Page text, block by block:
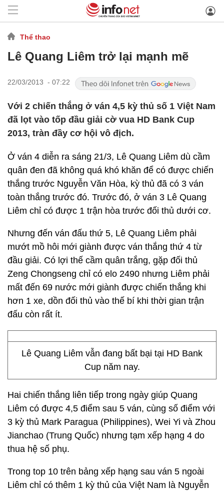
Thể thao
Lê Quang Liêm trở lại mạnh mẽ
22/03/2013 - 07:22
Với 2 chiến thắng ở ván 4,5 kỳ thủ số 1 Việt Nam
đã lọt vào tốp đầu giải cờ vua HD Bank Cup
2013, tràn đầy cơ hội vô địch.
Ở ván 4 diễn ra sáng 21/3, Lê Quang Liêm dù cầm
quân đen đã không quá khó khăn để có được chiến
thắng trước Nguyễn Văn Hòa, kỳ thủ đã có 3 ván
toàn thắng trước đó. Trước đó, ở ván 3 Lê Quang
Liêm chỉ có được 1 trận hòa trước đối thủ dưới cơ.
Nhưng đến ván đấu thứ 5, Lê Quang Liêm phải
mướt mồ hôi mới giành được ván thắng thứ 4 từ
đầu giải. Có lợi thế cầm quân trắng, gặp đối thủ
Zeng Chongseng chỉ có elo 2490 nhưng Liêm phải
mất đến 69 nước mới giành được chiến thắng khi
hơn 1 xe, dồn đối thủ vào thế bí khi thời gian trận
đấu còn rất ít.
Lê Quang Liêm vẫn đang bất bại tại HD Bank
Cup năm nay.
Hai chiến thắng liên tiếp trong ngày giúp Quang
Liêm có được 4,5 điểm sau 5 ván, cùng số điểm với
3 kỳ thủ Mark Paragua (Philippines), Wei Yi và Zhou
Jianchao (Trung Quốc) nhưng tạm xếp hạng 4 do
thua hệ số phụ.
Trong top 10 trên bảng xếp hạng sau ván 5 ngoài
Liêm chỉ có thêm 1 kỳ thủ của Việt Nam là Nguyễn